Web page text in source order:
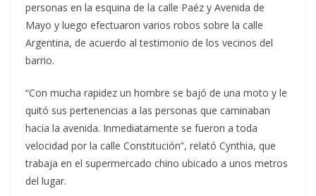
personas en la esquina de la calle Paéz y Avenida de
Mayo y luego efectuaron varios robos sobre la calle
Argentina, de acuerdo al testimonio de los vecinos del
barrio.
“Con mucha rapidez un hombre se bajó de una moto y le
quitó sus pertenencias a las personas que caminaban
hacia la avenida. Inmediatamente se fueron a toda
velocidad por la calle Constitución”, relató Cynthia, que
trabaja en el supermercado chino ubicado a unos metros
del lugar.